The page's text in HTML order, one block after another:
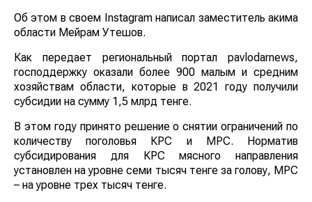
Об этом в своем Instagram написал заместитель акима
области Мейрам Утешов.
Как передает региональный портал pavlodarnews,
господдержку оказали более 900 малым и средним
хозяйствам области, которые в 2021 году получили
субсидии на сумму 1,5 млрд тенге.
В этом году принято решение о снятии ограничений по
количеству поголовья КРС и МРС. Норматив
субсидирования для КРС мясного направления
установлен на уровне семи тысяч тенге за голову, МРС
– на уровне трех тысяч тенге.